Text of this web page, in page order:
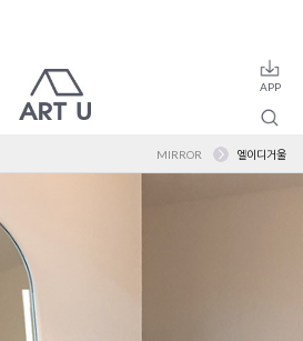
MIRROR 엘이디거울